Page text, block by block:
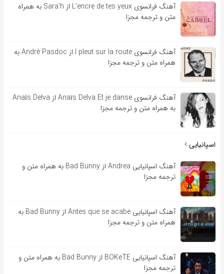
آهنگ فرانسوی L’encre de tes yeux از Sara’h به همراه
متن و ترجمه مجزا
آهنگ فرانسوی l pleut sur la route از André Pasdoc به
همراه متن و ترجمه مجزا
آهنگ فرانسوی Anaïs Delva Et je danse از Anaïs Delva
به همراه متن و ترجمه مجزا
اسپانیایی
آهنگ اسپانیایی Andrea از Bad Bunny به همراه متن و
ترجمه مجزا
آهنگ اسپانیایی Antes que se acabe از Bad Bunny به
همراه متن و ترجمه مجزا
آهنگ اسپانیایی BOKeTE از Bad Bunny به همراه متن و
ترجمه مجزا